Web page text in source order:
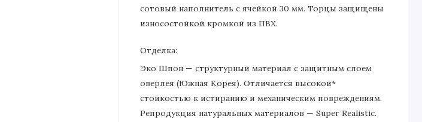
сотовый наполнитель с ячейкой 30 мм. Торцы защищены
износостойкой кромкой из ПВХ.
Отделка:
Эко Шпон — структурный материал с защитным слоем
оверлея (Южная Корея). Отличается высокой*
стойкостью к истиранию и механическим повреждениям.
Репродукция натуральных материалов — Super Realistic.